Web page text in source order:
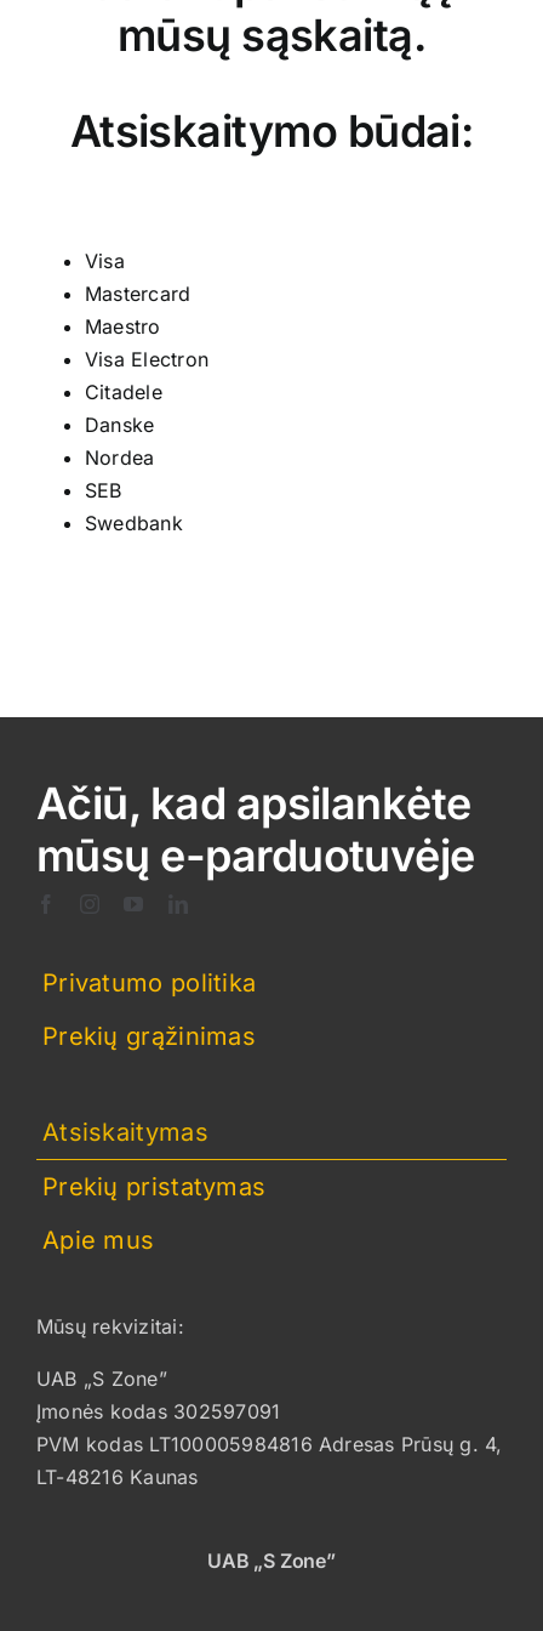
mūsų sąskaitą.
Atsiskaitymo būdai:
Visa
Mastercard
Maestro
Visa Electron
Citadele
Danske
Nordea
SEB
Swedbank
Ačiū, kad apsilankėte
mūsų e-parduotuvėje
Privatumo politika
Prekių grąžinimas
Atsiskaitymas
Prekių pristatymas
Apie mus
Mūsų rekvizitai:
UAB „S Zone”
Įmonės kodas 302597091
PVM kodas LT100005984816 Adresas Prūsų g. 4,
LT-48216 Kaunas
UAB „S Zone”